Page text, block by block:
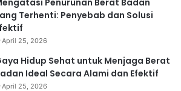
Terhenti: Penyebab dan Solusi
April 25, 2026
Hidup Sehat untuk Menjaga Berat
Ideal Secara Alami dan Efektif
April 25, 2026